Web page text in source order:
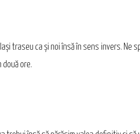
traseu ca şi noi însă în sens invers. Ne
două ore.